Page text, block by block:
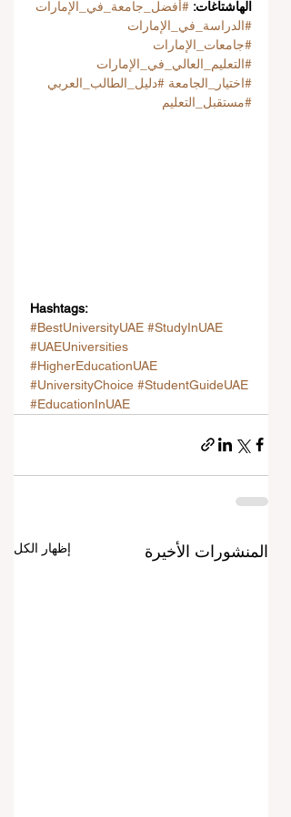
الهاشتاغات: #أفضل_جامعة_في_الإمارات
#الدراسة_في_الإمارات
#جامعات_الإمارات
#التعليم_العالي_في_الإمارات
#اختيار_الجامعة #دليل_الطالب_العربي
#مستقبل_التعليم
Hashtags:
#BestUniversityUAE #StudyInUAE
#UAEUniversities
#HigherEducationUAE
#UniversityChoice #StudentGuideUAE
#EducationInUAE
المنشورات الأخيرة إظهار الكل